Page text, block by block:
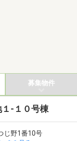
募集物件
-１０号棟
じ野1番10号